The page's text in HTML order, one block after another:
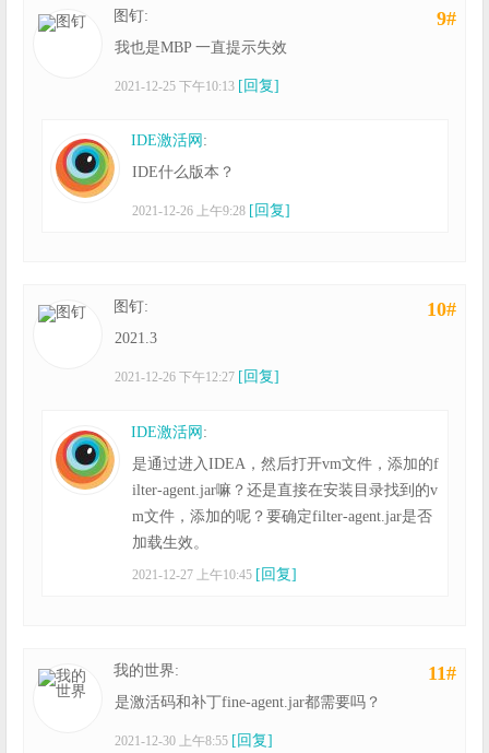
9#
图钉:
我也是MBP 一直提示失效
2021-12-25 下午10:13 [回复]
IDE激活网 :
IDE什么版本？
2021-12-26 上午9:28 [回复]
10#
图钉:
2021.3
2021-12-26 下午12:27 [回复]
IDE激活网 :
是通过进入IDEA，然后打开vm文件，添加的f
ilter-agent.jar嘛？还是直接在安装目录找到的v
m文件，添加的呢？要确定filter-agent.jar是否
加载生效。
2021-12-27 上午10:45 [回复]
11#
我的世界:
是激活码和补丁fine-agent.jar都需要吗？
2021-12-30 上午8:55 [回复]